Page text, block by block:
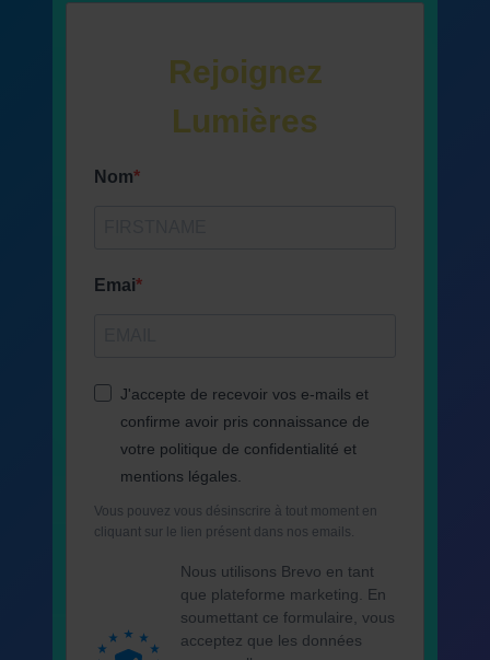
Rejoignez
Lumières
Nom
Emai
J'accepte de recevoir vos e-mails et
confirme avoir pris connaissance de
votre politique de confidentialité et
mentions légales.
Vous pouvez vous désinscrire à tout moment en
cliquant sur le lien présent dans nos emails.
Nous utilisons Brevo en tant
que plateforme marketing. En
soumettant ce formulaire, vous
acceptez que les données